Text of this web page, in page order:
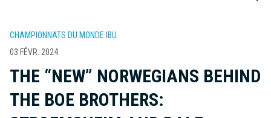
CHAMPIONNATS DU MONDE IBU
03 FÉVR. 2024
THE “NEW” NORWEGIANS BEHIND
THE BOE BROTHERS: